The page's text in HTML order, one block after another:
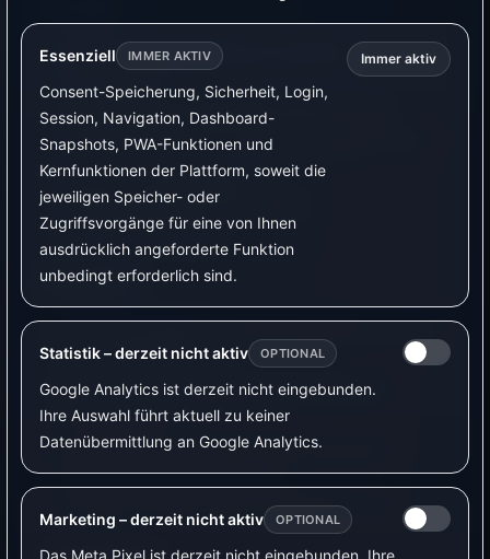
Essenziell IMMER AKTIV
Consent-Speicherung, Sicherheit, Login,
Session, Navigation, Dashboard-
Snapshots, PWA-Funktionen und
Kernfunktionen der Plattform, soweit die
jeweiligen Speicher- oder
Zugriffsvorgänge für eine von Ihnen
ausdrücklich angeforderte Funktion
unbedingt erforderlich sind.
Immer aktiv
Statistik – derzeit nicht aktiv OPTIONAL
Google Analytics ist derzeit nicht eingebunden.
Ihre Auswahl führt aktuell zu keiner
Datenübermittlung an Google Analytics.
Marketing – derzeit nicht aktiv OPTIONAL
Das Meta Pixel ist derzeit nicht eingebunden. Ihre
Vorteile
Einfache Nachrüstung am digitalen
Kein Elektriker notwendig, wenn nur der
Lesekopf außen am Zähler angebracht wird.
Gut für PV-Überschuss,
Verbrauchsüberwachung und
Einspeisemessung.
Nachteile
Der Stromzähler muss eine passende optische
Schnittstelle haben.
Manche Zähler benötigen eine PIN oder
Freischaltung.
Die nutzbaren Werte und die Aktualität
hängen vom Zähler und der
Firmware-/SML-/OBIS-Konfiguration ab.